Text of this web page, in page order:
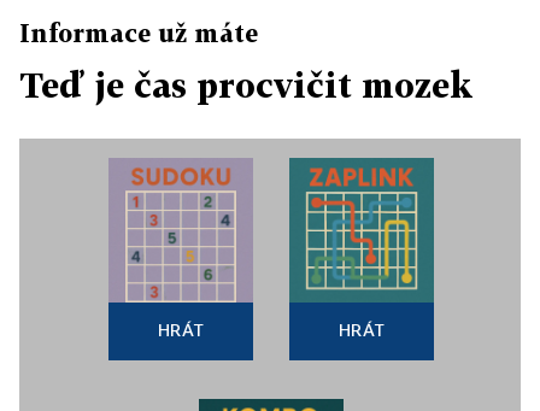
Informace už máte
Teď je čas procvičit mozek
HRÁT HRÁT